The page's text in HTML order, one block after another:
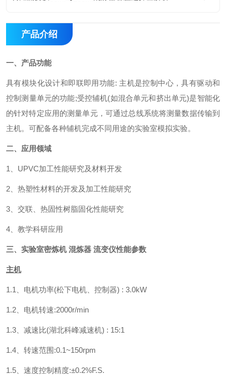
产品介绍
一、产品功能
具有模块化设计和即联即用功能: 主机是控制中心，具有驱动和
控制测量单元的功能;受控辅机(如混合单元和挤出单元)是智能化
的针对特定应用的测量单元，可通过总线系统将测量数据传输到
主机。可配备各种辅机完成不同用途的实验室模拟实验。
二、应用领域
1、UPVC加工性能研究及材料开发
2、热塑性材料的开发及加工性能研究
3、交联、热固性树脂固化性能研究
4、教学科研应用
三、 实验室密炼机 混炼器 流变仪性能参数
主机
1.1、电机功率(松下电机、控制器) : 3.0kW
1.2、电机转速:2000r/min
1.3、减速比(湖北科峰减速机) : 15:1
1.4、转速范围:0.1~150rpm
1.5、速度控制精度:±0.2%F.S.